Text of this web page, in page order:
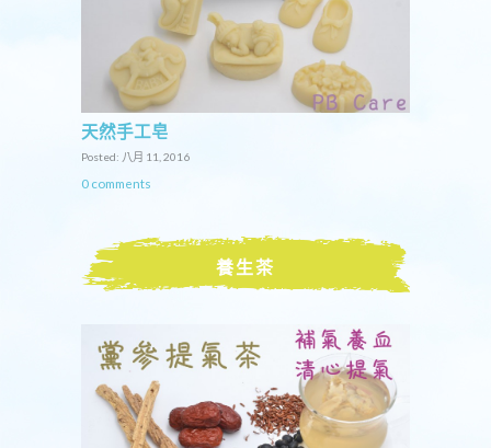
天然手工皂
Posted: 八月 11, 2016
0 comments
養生茶